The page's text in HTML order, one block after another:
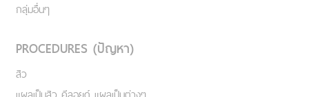
กลุ่มอื่นๆ
PROCEDURES (ปัญหา)
สิว